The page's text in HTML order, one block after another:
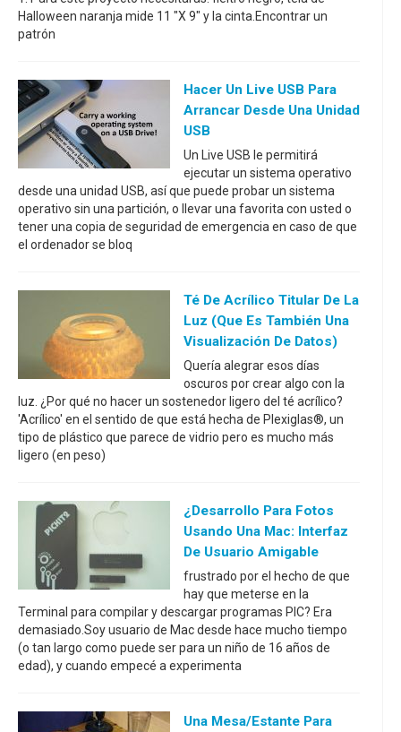
Halloween naranja mide 11 "X 9" y la cinta.Encontrar un
patrón
Hacer Un Live USB Para
Arrancar Desde Una Unidad
USB
Un Live USB le permitirá
ejecutar un sistema operativo
desde una unidad USB, así que puede probar un sistema
operativo sin una partición, o llevar una favorita con usted o
tener una copia de seguridad de emergencia en caso de que
el ordenador se bloq
Té De Acrílico Titular De La
Luz (que Es También Una
Visualización De Datos)
Quería alegrar esos días
oscuros por crear algo con la
luz. ¿Por qué no hacer un sostenedor ligero del té acrílico?
'Acrílico' en el sentido de que está hecha de Plexiglas®, un
tipo de plástico que parece de vidrio pero es mucho más
ligero (en peso)
¿Desarrollo Para Fotos
Usando Una Mac: Interfaz
De Usuario Amigable
frustrado por el hecho de que
hay que meterse en la
Terminal para compilar y descargar programas PIC? Era
demasiado.Soy usuario de Mac desde hace mucho tiempo
(o tan largo como puede ser para un niño de 16 años de
edad), y cuando empecé a experimenta
Una Mesa/estante Para